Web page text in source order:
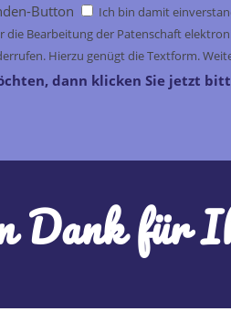
Button
Ich bin damit
Bearbeitung der Patenschaft
Hierzu genügt die Textform.
dann klicken Sie jetzt
Dank für